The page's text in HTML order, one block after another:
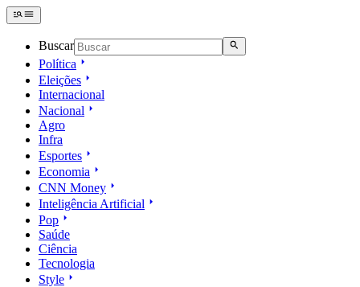
Buscar
Política
Eleições
Internacional
Nacional
Agro
Infra
Esportes
Economia
CNN Money
Inteligência Artificial
Pop
Saúde
Ciência
Tecnologia
Style